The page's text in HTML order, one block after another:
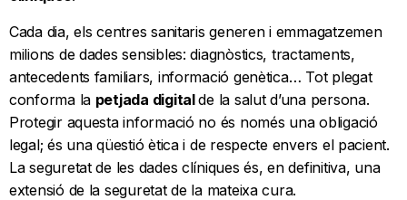
Cada dia, els centres sanitaris generen i emmagatzemen
milions de dades sensibles: diagnòstics, tractaments,
antecedents familiars, informació genètica… Tot plegat
conforma la petjada digitalde la salut d’una persona.
Protegir aquesta informació no és només una obligació
legal; és una qüestió ètica i de respecte envers el pacient.
La seguretat de les dades clíniques és, en definitiva, una
extensió de la seguretat de la mateixa cura.